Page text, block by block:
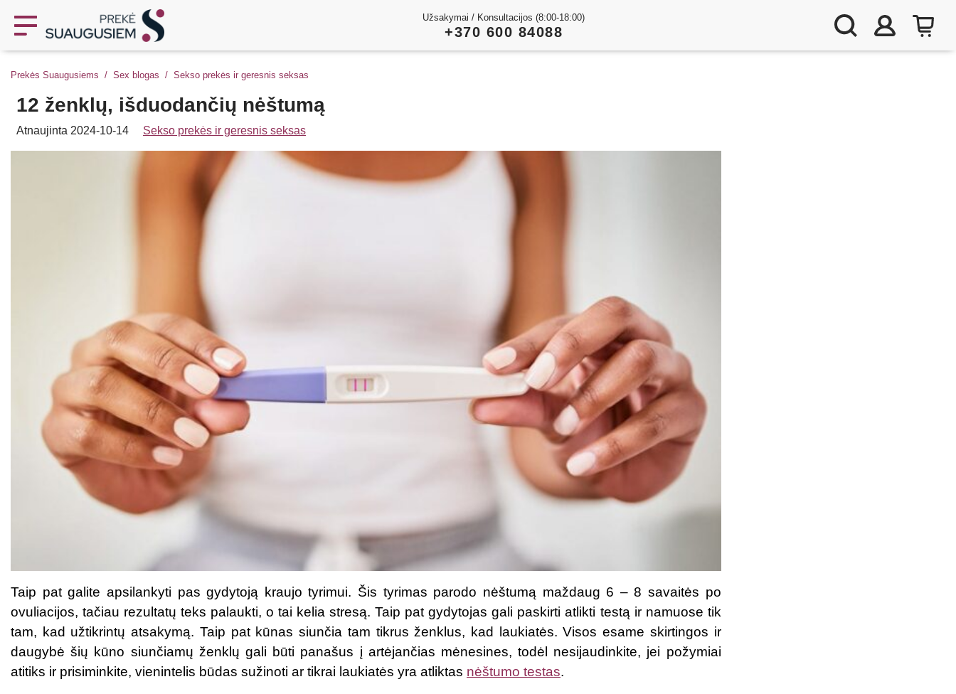
Užsakymai / Konsultacijos (8:00-18:00)
+370 600 84088
Prekės Suaugusiems Sex blogas Sekso prekės ir geresnis seksas
12 ženklų, išduodančių nėštumą
Atnaujinta 2024-10-14 Sekso prekės ir geresnis seksas
Taip pat galite apsilankyti pas gydytoją kraujo tyrimui. Šis tyrimas parodo nėštumą maždaug 6 – 8 savaitės po
ovuliacijos, tačiau rezultatų teks palaukti, o tai kelia stresą. Taip pat gydytojas gali paskirti atlikti testą ir namuose tik
tam, kad užtikrintų atsakymą. Taip pat kūnas siunčia tam tikrus ženklus, kad laukiatės. Visos esame skirtingos ir
daugybė šių kūno siunčiamų ženklų gali būti panašus į artėjančias mėnesines, todėl nesijaudinkite, jei požymiai
atitiks ir prisiminkite, vienintelis būdas sužinoti ar tikrai laukiatės yra atliktas nėštumo testas.